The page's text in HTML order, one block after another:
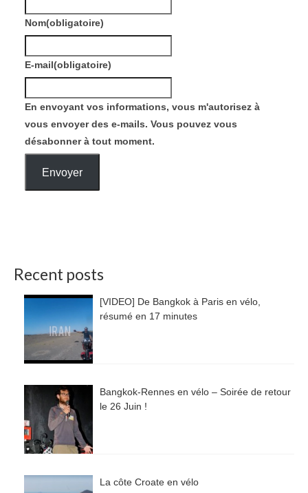
Nom(obligatoire)
E-mail(obligatoire)
En envoyant vos informations, vous m'autorisez à
vous envoyer des e-mails. Vous pouvez vous
désabonner à tout moment.
Envoyer
Recent posts
[VIDEO] De Bangkok à Paris en vélo,
résumé en 17 minutes
Bangkok-Rennes en vélo – Soirée de retour
le 26 Juin !
La côte Croate en vélo